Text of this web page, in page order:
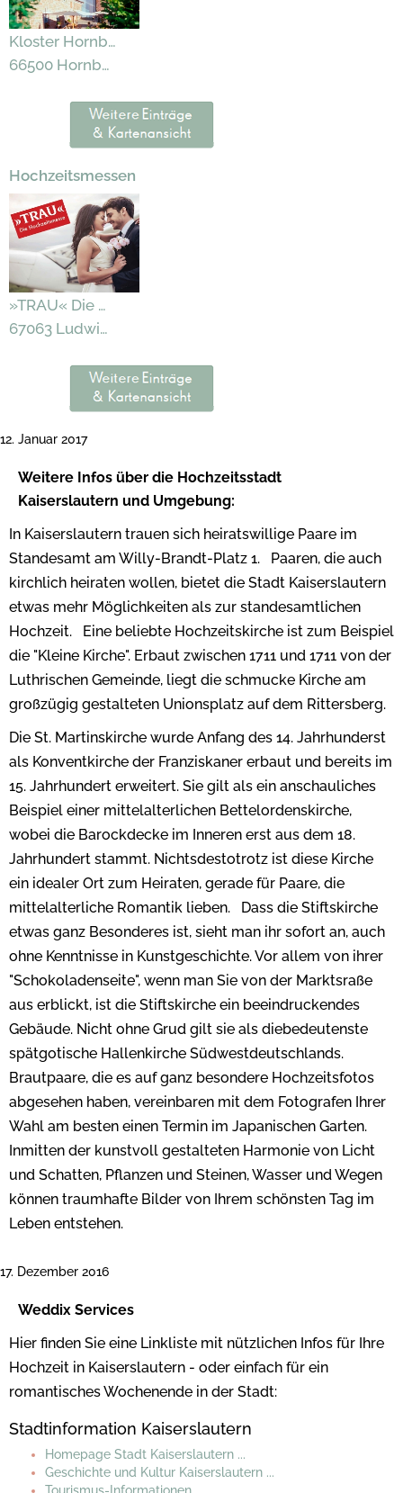
Kloster Hornbach
66500 Hornbach
Hochzeitsmessen
»TRAU« Die Hochzeitsmesse, 14./15. Jan. 2023
67063 Ludwigshafen
12. Januar 2017
Weitere Infos über die Hochzeitsstadt
Kaiserslautern und Umgebung:
In Kaiserslautern trauen sich heiratswillige Paare im
Standesamt am Willy-Brandt-Platz 1.
Paaren, die auch
kirchlich heiraten wollen, bietet die Stadt Kaiserslautern
etwas mehr Möglichkeiten als zur standesamtlichen
Hochzeit.
Eine beliebte Hochzeitskirche ist zum Beispiel
die "Kleine Kirche". Erbaut zwischen 1711 und 1711 von der
Luthrischen Gemeinde, liegt die schmucke Kirche am
großzügig gestalteten Unionsplatz auf dem Rittersberg.
Die St. Martinskirche wurde Anfang des 14. Jahrhunderst
als Konventkirche der Franziskaner erbaut und bereits im
15. Jahrhundert erweitert. Sie gilt als ein anschauliches
Beispiel einer mittelalterlichen Bettelordenskirche,
wobei die Barockdecke im Inneren erst aus dem 18.
Jahrhundert stammt. Nichtsdestotrotz ist diese Kirche
ein idealer Ort zum Heiraten, gerade für Paare, die
mittelalterliche Romantik lieben.
Dass die Stiftskirche
etwas ganz Besonderes ist, sieht man ihr sofort an, auch
ohne Kenntnisse in Kunstgeschichte. Vor allem von ihrer
"Schokoladenseite", wenn man Sie von der Marktsraße
aus erblickt, ist die Stiftskirche ein beeindruckendes
Gebäude. Nicht ohne Grud gilt sie als diebedeutenste
spätgotische Hallenkirche Südwestdeutschlands.
Brautpaare, die es auf ganz besondere Hochzeitsfotos
abgesehen haben, vereinbaren mit dem Fotografen Ihrer
Wahl am besten einen Termin im Japanischen Garten.
Inmitten der kunstvoll gestalteten Harmonie von Licht
und Schatten, Pflanzen und Steinen, Wasser und Wegen
können traumhafte Bilder von Ihrem schönsten Tag im
Leben entstehen.
17. Dezember 2016
Weddix Services
Hier finden Sie eine Linkliste mit nützlichen Infos für Ihre
Hochzeit in Kaiserslautern - oder einfach für ein
romantisches Wochenende in der Stadt:
Stadtinformation Kaiserslautern
Homepage Stadt Kaiserslautern ...
Geschichte und Kultur Kaiserslautern ...